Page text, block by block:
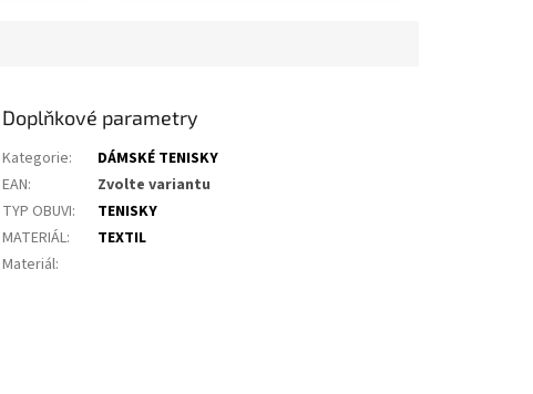
Doplňkové parametry
Kategorie:
DÁMSKÉ TENISKY
EAN:
Zvolte variantu
TYP OBUVI:
TENISKY
MATERIÁL:
TEXTIL
Materiál: